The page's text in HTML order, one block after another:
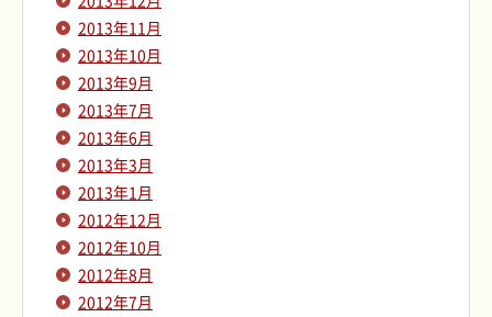
2013年11月
2013年10月
2013年9月
2013年7月
2013年6月
2013年3月
2013年1月
2012年12月
2012年10月
2012年8月
2012年7月